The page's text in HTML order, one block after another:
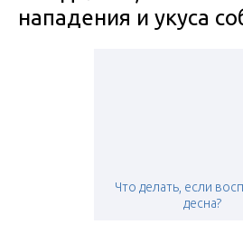
нападения и укуса
Что делать, если
десна?